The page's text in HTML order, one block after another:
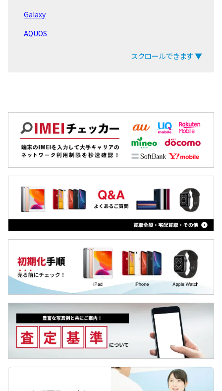
iPad Pro 12.9 第6世代
iPad 第10世代 2022
iPad 第9世代 2021
EveryPhone
iPad Pro 12.9 第5世代
iPad Pro 11 第3世代
LG VELVET
iPad Air 第4世代
iPad Pro 12.9 第4世代
iPad Pro 11 第2世代
ZTE a1
iPad 第7世代 2019
iPad Air 第3世代
iPad mini 第5世代
iPad Pro 12.9 第3世代
Galaxy
AQUOS
Xiaomi
MacBook
iPad
Qua tab
dtab
MediaPad
LAVIE Tab
YOGA Tab
Surface
Galaxyタブ
Pixel Tab
スクロールできます ▼